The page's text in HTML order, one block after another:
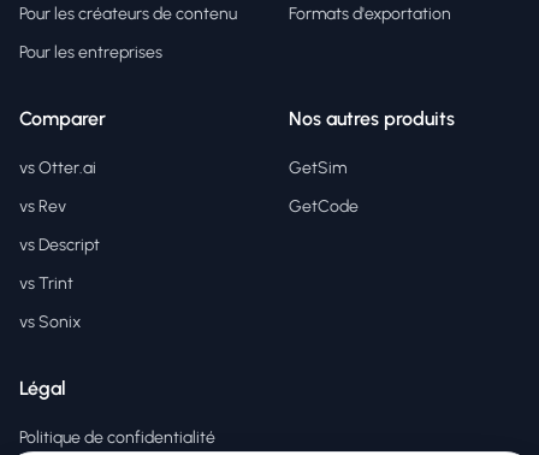
Pour les créateurs de contenu
Pour les entreprises
Formats d'exportation
Comparer
vs Otter.ai
vs Rev
vs Descript
vs Trint
vs Sonix
Nos autres produits
GetSim
GetCode
Légal
Politique de confidentialité